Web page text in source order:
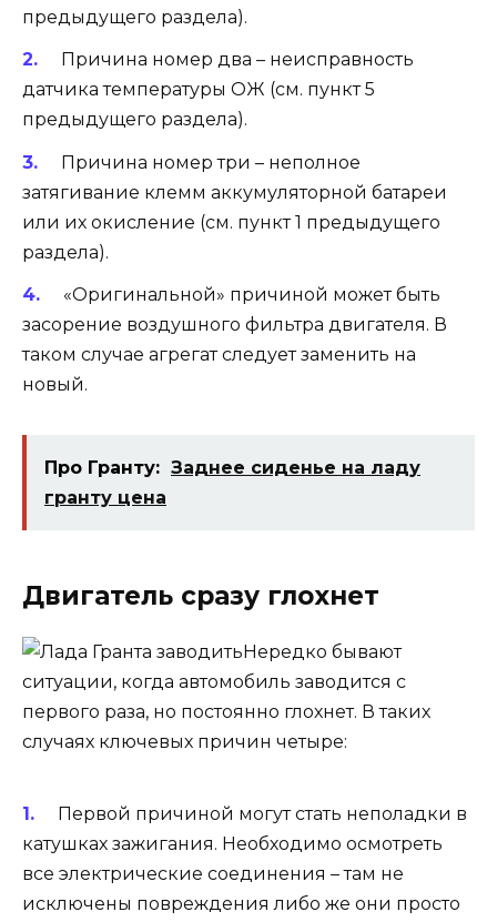
предыдущего раздела).
Причина номер два – неисправность
датчика температуры ОЖ (см. пункт 5
предыдущего раздела).
Причина номер три – неполное
затягивание клемм аккумуляторной батареи
или их окисление (см. пункт 1 предыдущего
раздела).
«Оригинальной» причиной может быть
засорение воздушного фильтра двигателя. В
таком случае агрегат следует заменить на
новый.
Про Гранту: Заднее сиденье на ладу
гранту цена
Двигатель сразу глохнет
Нередко бывают
ситуации, когда автомобиль заводится с
первого раза, но постоянно глохнет. В таких
случаях ключевых причин четыре:
Первой причиной могут стать неполадки в
катушках зажигания. Необходимо осмотреть
все электрические соединения – там не
исключены повреждения либо же они просто